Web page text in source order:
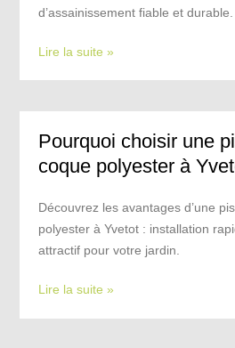
d’assainissement fiable et durable.
Lire la suite »
Pourquoi choisir une
coque polyester à
Découvrez les avantages d’une
polyester à Yvetot : installation
attractif pour votre jardin.
Lire la suite »